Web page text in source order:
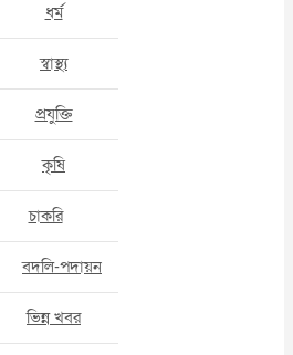
ধর্ম
স্বাস্থ্য
প্রযুক্তি
কৃষি
চাকরি
বদলি-পদায়ন
ভিন্ন খবর